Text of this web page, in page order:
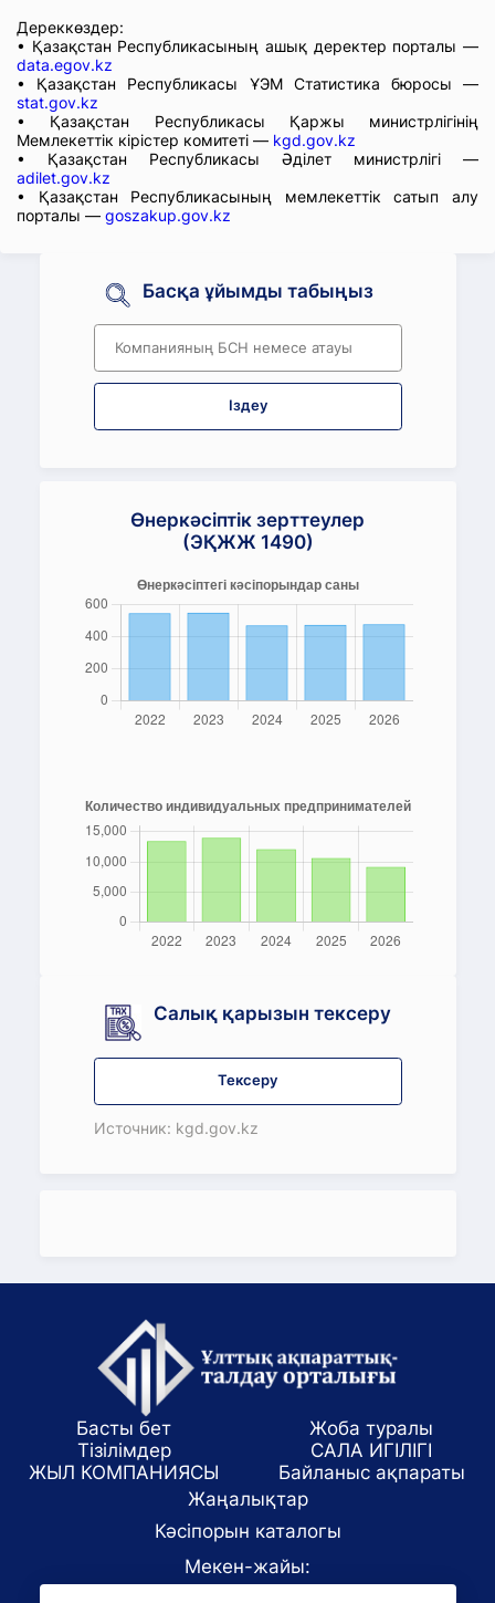
Дереккөздер:
• Қазақстан Республикасының ашық деректер порталы —
data.egov.kz
• Қазақстан Республикасы ҰЭМ Статистика бюросы —
stat.gov.kz
• Қазақстан Республикасы Қаржы министрлігінің
Мемлекеттік кірістер комитеті — kgd.gov.kz
• Қазақстан Республикасы Әділет министрлігі —
adilet.gov.kz
• Қазақстан Республикасының мемлекеттік сатып алу
порталы — goszakup.gov.kz
Басқа ұйымды табыңыз
Іздеу
Өнеркәсіптік зерттеулер
(ЭҚЖЖ 1490)
Салық қарызын тексеру
Тексеру
Источник: kgd.gov.kz
Басты бет
Жоба туралы
Тізілімдер
САЛА ИГІЛІГІ
ЖЫЛ КОМПАНИЯСЫ
Байланыс ақпараты
Жаңалықтар
Кәсіпорын каталогы
Мекен-жайы: